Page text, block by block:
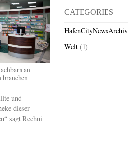
an
brauchen
und
dieser
sagt Rechni
CATEGORIES
HafenCityNewsArchiv
Welt (1)